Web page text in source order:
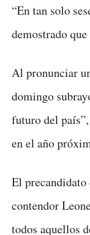
“En tan solo
demostrado
Al pronunciar
domingo
futuro del
en el año
El
contendor
todos aquellos